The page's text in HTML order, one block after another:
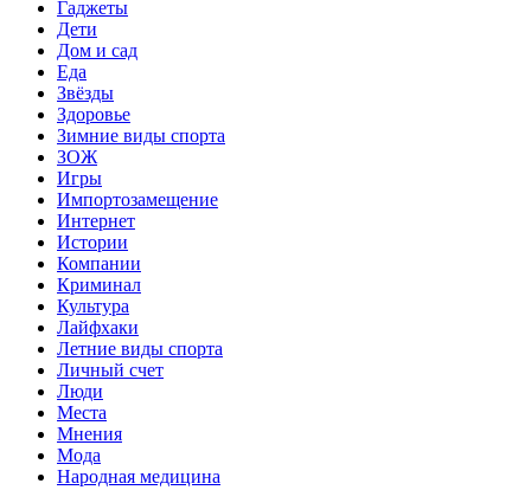
Гаджеты
Дети
Дом и сад
Еда
Звёзды
Здоровье
Зимние виды спорта
ЗОЖ
Игры
Импортозамещение
Интернет
Истории
Компании
Криминал
Культура
Лайфхаки
Летние виды спорта
Личный счет
Люди
Места
Мнения
Мода
Народная медицина